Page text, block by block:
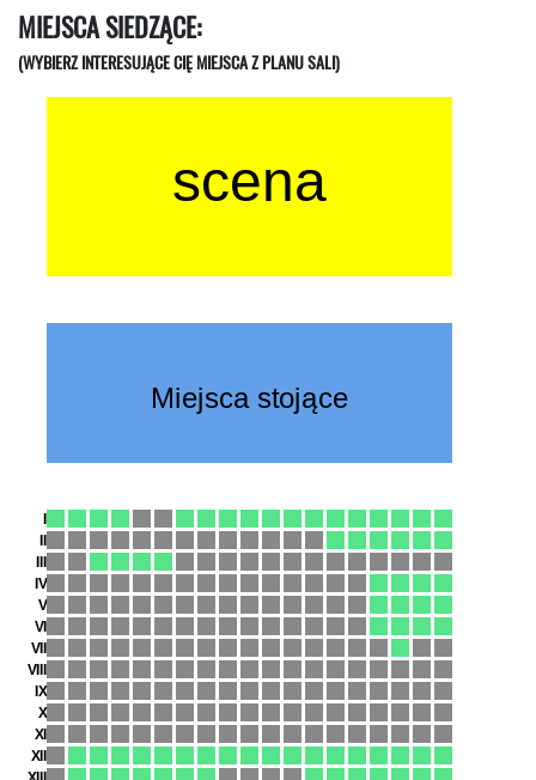
MIEJSCA SIEDZĄCE:
(WYBIERZ INTERESUJĄCE CIĘ MIEJSCA Z PLANU SALI)